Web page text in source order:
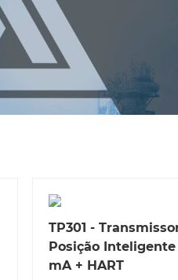
TP301 -
Posição Inteligente
mA + HART